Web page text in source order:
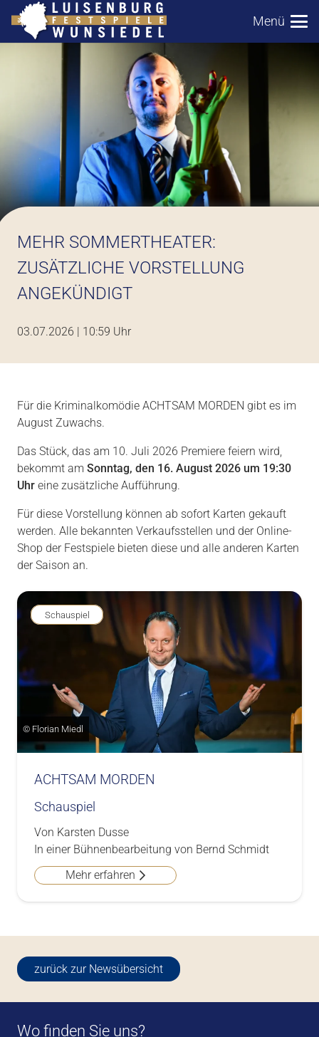
Menü
MEHR SOMMERTHEATER:
ZUSÄTZLICHE VORSTELLUNG
ANGEKÜNDIGT
03.07.2026 | 10:59 Uhr
Für die Kriminalkomödie ACHTSAM MORDEN gibt es im
August Zuwachs.
Das Stück, das am 10. Juli 2026 Premiere feiern wird,
bekommt am Sonntag, den 16. August 2026 um 19:30
Uhr eine zusätzliche Aufführung.
Für diese Vorstellung können ab sofort Karten gekauft
werden. Alle bekannten Verkaufsstellen und der Online-
Shop der Festspiele bieten diese und alle anderen Karten
der Saison an.
Schauspiel
© Florian Miedl
ACHTSAM MORDEN
Schauspiel
Von Karsten Dusse
In einer Bühnenbearbeitung von Bernd Schmidt
Mehr erfahren
zurück zur Newsübersicht
Wo finden Sie uns?